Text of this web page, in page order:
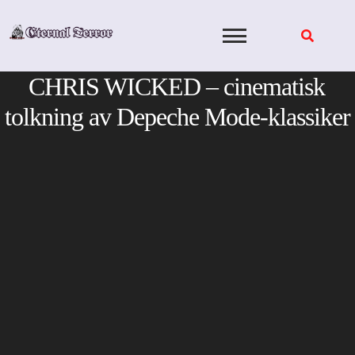
CHRIS WICKED – cinematisk
tolkning av Depeche Mode-klassiker